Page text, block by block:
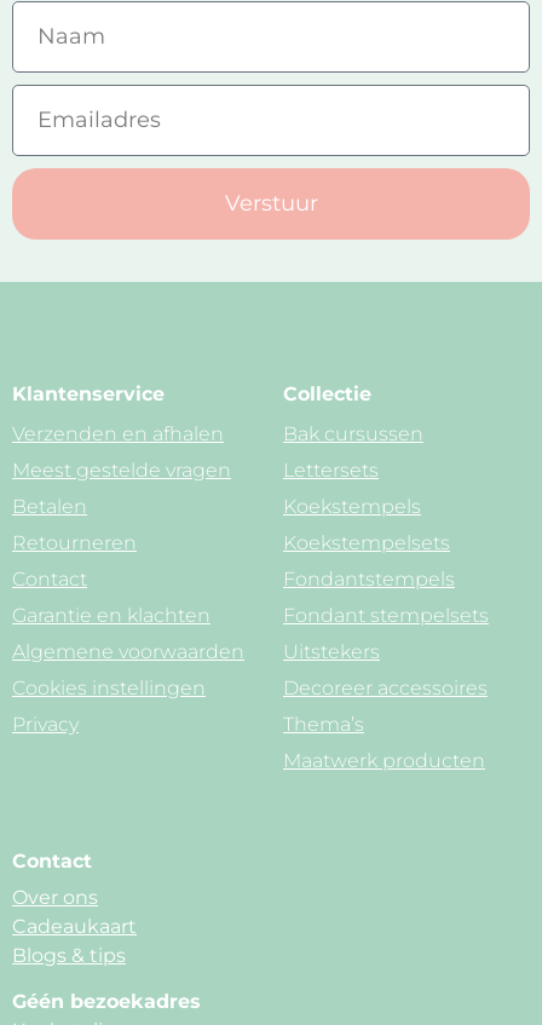
Verstuur
Klantenservice
Verzenden en afhalen
Meest gestelde vragen
Betalen
Retourneren
Contact
Garantie en klachten
Algemene voorwaarden
Cookies instellingen
Privacy
Collectie
Bak cursussen
Lettersets
Koekstempels
Koekstempelsets
Fondantstempels
Fondant stempelsets
Uitstekers
Decoreer accessoires
Thema’s
Maatwerk producten
Contact
Over ons
Cadeaukaart
Blogs & tips
Géén bezoekadres